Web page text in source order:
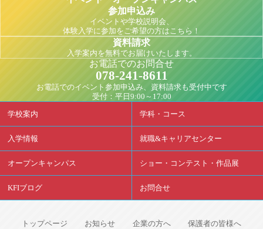
参加申込み
イベントや学校説明会、
体験入学に参加をご希望の方はこちら！
資料請求
入学案内を無料でお届けいたします。
お電話でのお問合せ
078-241-8611
お電話でのイベント参加申込み、資料請求も受付中です
受付：平日9:00～17:00
学校案内 学科・コース
入学情報 就職&キャリアセンター
オープンキャンパス ショー・コンテスト・作品展
KFIブログ お問合せ
トップページ お知らせ 企業の方へ 保護者の皆様へ